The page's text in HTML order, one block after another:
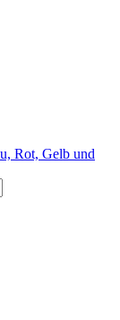
Rot, Gelb und